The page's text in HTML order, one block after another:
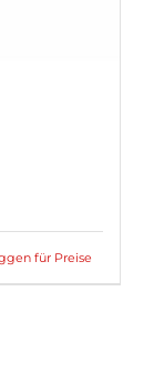
für Preise